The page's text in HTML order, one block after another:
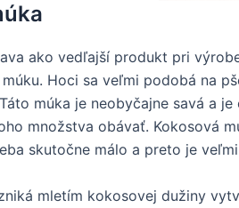
ako vedľajší produkt pri
Hoci sa veľmi podobá na
múka je neobyčajne savá a
množstva obávať. Kokosová
skutočne málo a preto je
mletím kokosovej dužiny